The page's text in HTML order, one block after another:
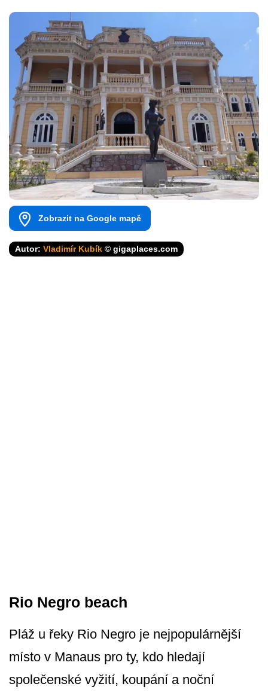
Zobrazit na Google mapě
Autor: Vladimír Kubík © gigaplaces.com
Rio Negro beach
Pláž u řeky Rio Negro je nejpopulárnější
místo v Manaus pro ty, kdo hledají
společenské vyžití, koupání a noční